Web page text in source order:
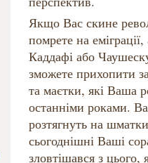
Якщо Вас скине
помрете на
Каддафі або
зможете прихопити
та маєтки, які Ваша
останніми роками.
розтягнуть на
сьогоднішні Ваші
зловтішався з